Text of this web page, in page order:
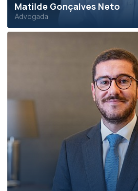
Matilde Gonçalves Neto
Advogada